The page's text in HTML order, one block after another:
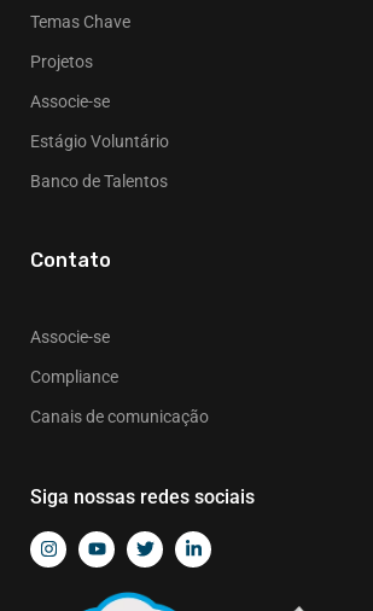
Temas Chave
Projetos
Associe-se
Estágio Voluntário
Banco de Talentos
Contato
Associe-se
Compliance
Canais de comunicação
Siga nossas redes sociais